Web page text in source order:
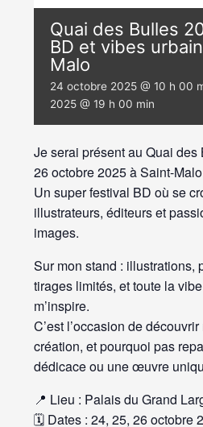
Quai des Bulles
BD et vibes
Malo
24 octobre 2025 @ 10 h 00
2025 @ 19 h 00 min
Je serai présent au Quai
26 octobre 2025 à Saint-
Un super festival BD où se
illustrateurs, éditeurs et
images.
Sur mon stand : illustrations,
tirages limités, et toute la
m’inspire.
C’est l’occasion de
création, et pourquoi pas
dédicace ou une œuvre
📍 Lieu : Palais du Grand
🗓️ Dates : 24, 25, 26 octobre